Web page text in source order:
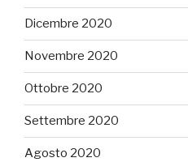
Dicembre 2020
Novembre 2020
Ottobre 2020
Settembre 2020
Agosto 2020